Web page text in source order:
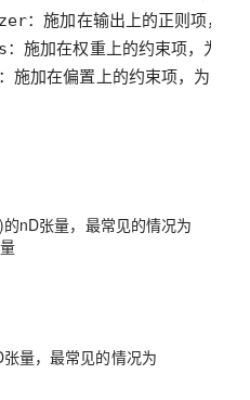
加在偏置上的约束项，为
nD张量，最常见的情况为
量，最常见的情况为